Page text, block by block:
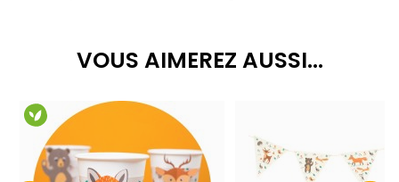
VOUS AIMEREZ AUSSI...